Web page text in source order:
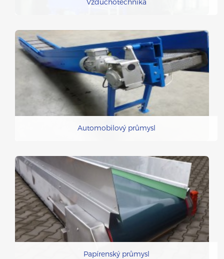
Vzduchotechnika
Automobilový průmysl
Papírenský průmysl